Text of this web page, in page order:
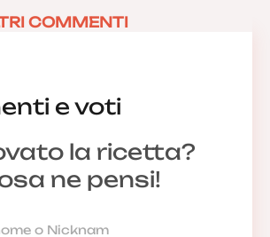
e voti
la ricetta?
ne pensi!
COMMENTI